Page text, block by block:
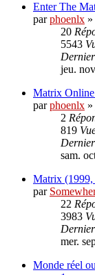
Enter The
parphoenlx
20
5543
jeu.
Matrix
parphoenlx
2
819
sam.
Matrix
par
22
3983
mer.
Monde réel